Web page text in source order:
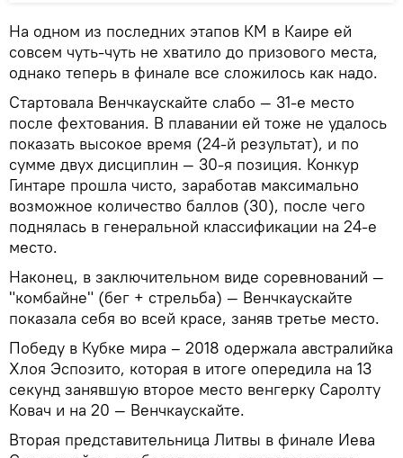
На одном из последних этапов КМ в Каире ей
совсем чуть-чуть не хватило до призового места,
однако теперь в финале все сложилось как надо.
Стартовала Венчкаускайте слабо — 31-е место
после фехтования. В плавании ей тоже не удалось
показать высокое время (24-й результат), и по
сумме двух дисциплин — 30-я позиция. Конкур
Гинтаре прошла чисто, заработав максимально
возможное количество баллов (30), после чего
поднялась в генеральной классификации на 24-е
место.
Наконец, в заключительном виде соревнований —
"комбайне" (бег + стрельба) — Венчкаускайте
показала себя во всей красе, заняв третье место.
Победу в Кубке мира – 2018 одержала австралийка
Хлоя Эспозито, которая в итоге опередила на 13
секунд занявшую второе место венгерку Саролту
Ковач и на 20 — Венчкаускайте.
Вторая представительница Литвы в финале Иева